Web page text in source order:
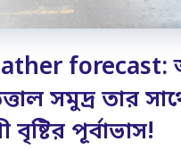
forecast:
সমুদ্র তার
পূর্বাভাস!